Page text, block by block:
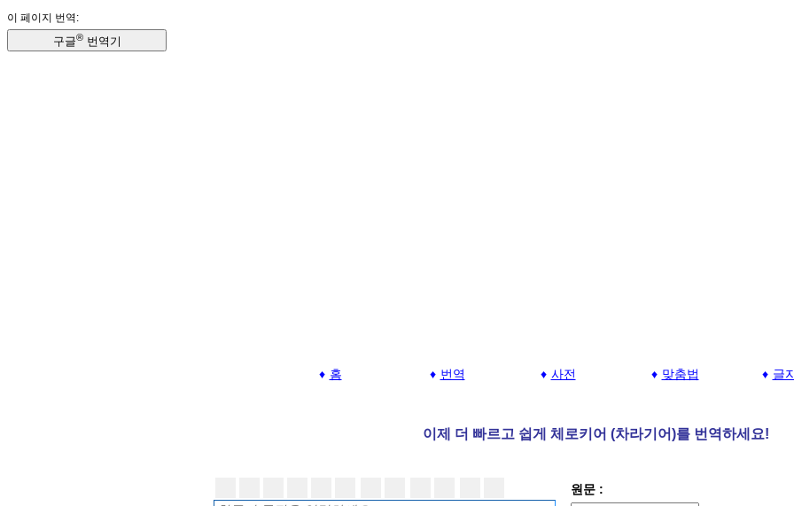
이 페이지 번역:
구글®번역기
홈 번역 사전 맞춤법 글
이제 더 빠르고 쉽게 체로키어 (차라기어)를 번역하세요!
원문 :